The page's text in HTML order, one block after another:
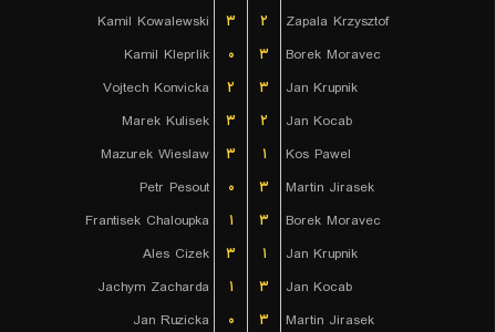
Kamil Kowalewski
۳ ۲
Zapala Krzysztof
Kamil Kleprlik
۰ ۳
Borek Moravec
Vojtech Konvicka
۲ ۳
Jan Krupnik
Marek Kulisek
۳ ۲
Jan Kocab
Mazurek Wieslaw
۳ ۱
Kos Pawel
Petr Pesout
۰ ۳
Martin Jirasek
Frantisek Chaloupka
۱ ۳
Borek Moravec
Ales Cizek
۳ ۱
Jan Krupnik
Jachym Zacharda
۱ ۳
Jan Kocab
Jan Ruzicka
۰ ۳
Martin Jirasek